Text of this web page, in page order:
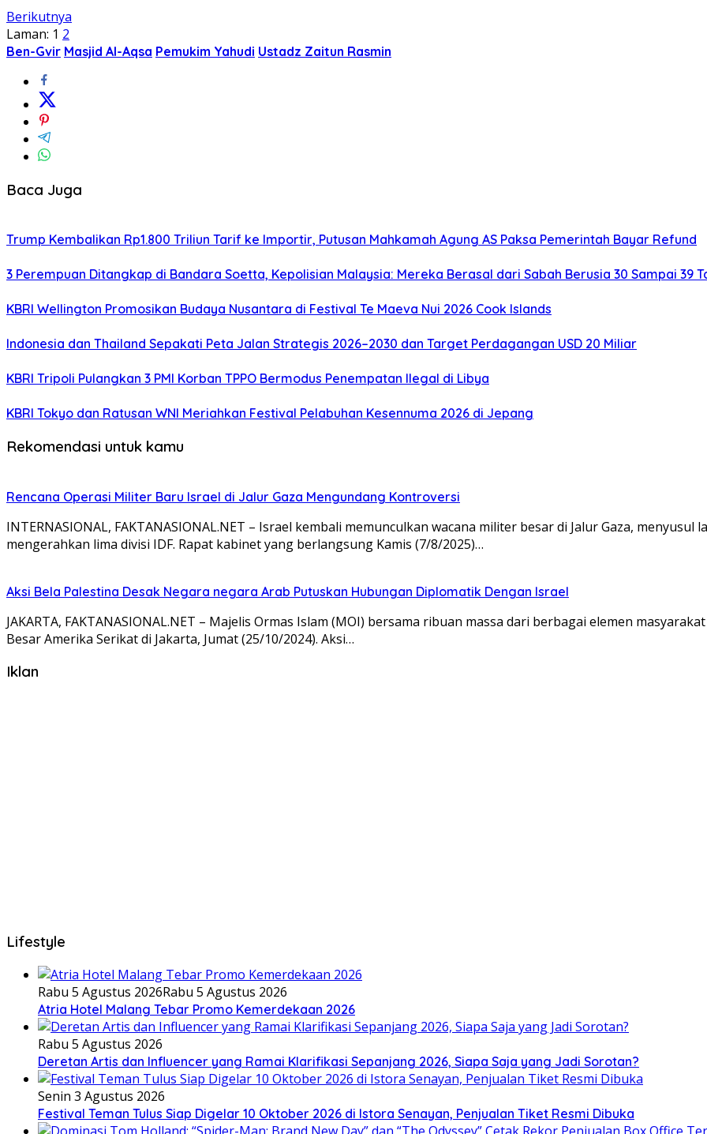
Berikutnya
Laman: 1 2
Ben-Gvir Masjid Al-Aqsa Pemukim Yahudi Ustadz Zaitun Rasmin
Baca Juga
Trump Kembalikan Rp1.800 Triliun Tarif ke Importir, Putusan Mahkamah Agung AS Paksa Pemerintah Bayar Refund
3 Perempuan Ditangkap di Bandara Soetta, Kepolisian Malaysia: Mereka Berasal dari Sabah Berusia 30 Sampai 39
KBRI Wellington Promosikan Budaya Nusantara di Festival Te Maeva Nui 2026 Cook Islands
Indonesia dan Thailand Sepakati Peta Jalan Strategis 2026–2030 dan Target Perdagangan USD 20 Miliar
KBRI Tripoli Pulangkan 3 PMI Korban TPPO Bermodus Penempatan Ilegal di Libya
KBRI Tokyo dan Ratusan WNI Meriahkan Festival Pelabuhan Kesennuma 2026 di Jepang
Rekomendasi untuk kamu
Rencana Operasi Militer Baru Israel di Jalur Gaza Mengundang Kontroversi
INTERNASIONAL, FAKTANASIONAL.NET – Israel kembali memunculkan wacana militer besar di Jalur Gaza,
mengerahkan lima divisi IDF. Rapat kabinet yang berlangsung Kamis (7/8/2025)…
Aksi Bela Palestina Desak Negara negara Arab Putuskan Hubungan Diplomatik Dengan Israel
JAKARTA, FAKTANASIONAL.NET – Majelis Ormas Islam (MOI) bersama ribuan massa dari berbagai elemen
Besar Amerika Serikat di Jakarta, Jumat (25/10/2024). Aksi…
Iklan
Lifestyle
Rabu 5 Agustus 2026Rabu 5 Agustus 2026
Atria Hotel Malang Tebar Promo Kemerdekaan 2026
Rabu 5 Agustus 2026
Deretan Artis dan Influencer yang Ramai Klarifikasi Sepanjang 2026, Siapa Saja yang Jadi Sorotan?
Senin 3 Agustus 2026
Festival Teman Tulus Siap Digelar 10 Oktober 2026 di Istora Senayan, Penjualan Tiket Resmi Dibuka